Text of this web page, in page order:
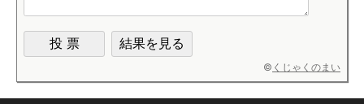
© くじゃくのまい